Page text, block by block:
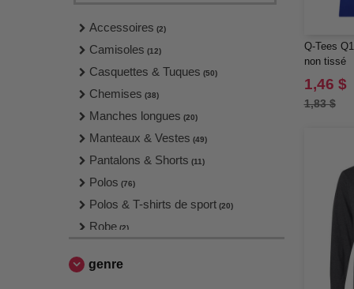
Accessoires (2)
Camisoles (12)
Casquettes & Tuques (50)
Chemises (38)
Manches longues (20)
Manteaux & Vestes (49)
Pantalons & Shorts (11)
Polos (76)
Polos & T-shirts de sport (20)
Robe (2)
Sweats
genre
Q-Tees
non tissé
1,46 $
1,83 $